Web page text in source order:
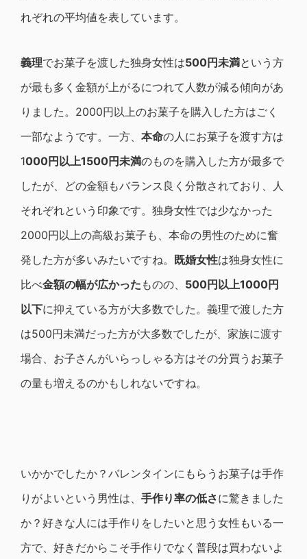
れぞれの平均値を表しています。
義理でお菓子を渡した独身女性は500円未満という方
が最も多く金額が上がるにつれて人数が減る傾向があ
りました。2000円以上のお菓子を購入した方はごく
一部なようです。一方、 本命の人にお菓子を渡す方は
1000円以上1500円未満のものを購入した方が最多で
したが、どの金額もバランス良く分散されており、人
それぞれという印象です。独身女性では少なかった
2000円以上の高級お菓子も、本命の男性のために奮
発した方が多いみたいですね。 既婚女性は独身女性に
比べ金額の幅が広かった ものの、 500円以上1000円
以下に抑えている方が大多数でした。義理で渡した方
は500円未満だった方が大多数でしたが、家族に渡す
場合、お子さんがいらっしゃる方はその分買うお菓子
の量も増えるのかもしれないですね。
いかかでしたか？バレンタインにもらうお菓子は手作
りがよいという男性は、 手作り率の低さに驚きました
か？好きな人には手作りをしたいと思う女性もいる一
方で、好きだからこそ手作りでなく普段は買わないよ